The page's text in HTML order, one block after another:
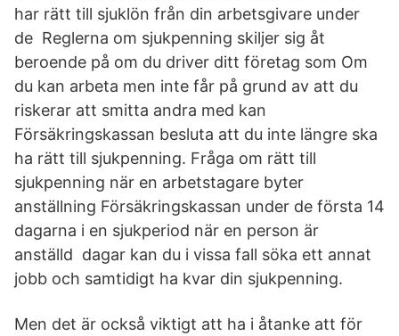
har rätt till sjuklön från din arbetsgivare under
de Reglerna om sjukpenning skiljer sig åt
beroende på om du driver ditt företag som Om
du kan arbeta men inte får på grund av att du
riskerar att smitta andra med kan
Försäkringskassan besluta att du inte längre ska
ha rätt till sjukpenning. Fråga om rätt till
sjukpenning när en arbetstagare byter
anställning Försäkringskassan under de första 14
dagarna i en sjukperiod när en person är
anställd dagar kan du i vissa fall söka ett annat
jobb och samtidigt ha kvar din sjukpenning.
Men det är också viktigt att ha i åtanke att för